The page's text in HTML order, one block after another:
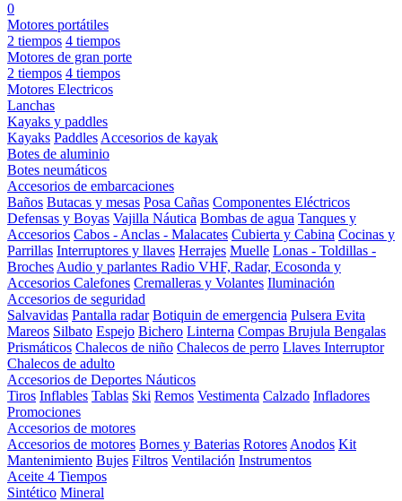
0
Motores portátiles
2 tiempos 4 tiempos
Motores de gran porte
2 tiempos 4 tiempos
Motores Electricos
Lanchas
Kayaks y paddles
Kayaks Paddles Accesorios de kayak
Botes de aluminio
Botes neumáticos
Accesorios de embarcaciones
Baños Butacas y mesas Posa Cañas Componentes Eléctricos
Defensas y Boyas Vajilla Náutica Bombas de agua Tanques y
Accesorios Cabos - Anclas - Malacates Cubierta y Cabina Cocinas y
Parrillas Interruptores y llaves Herrajes Muelle Lonas - Toldillas -
Broches Audio y parlantes Radio VHF, Radar, Ecosonda y
Accesorios Calefones Cremalleras y Volantes Iluminación
Accesorios de seguridad
Salvavidas Pantalla radar Botiquin de emergencia Pulsera Evita
Mareos Silbato Espejo Bichero Linterna Compas Brujula Bengalas
Prismáticos Chalecos de niño Chalecos de perro Llaves Interruptor
Chalecos de adulto
Accesorios de Deportes Náuticos
Tiros Inflables Tablas Ski Remos Vestimenta Calzado Infladores
Promociones
Accesorios de motores
Accesorios de motores Bornes y Baterias Rotores Anodos Kit
Mantenimiento Bujes Filtros Ventilación Instrumentos
Aceite 4 Tiempos
Sintético Mineral